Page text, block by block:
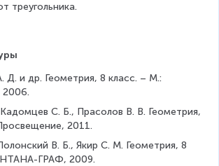
треугольника.
Д. и др. Геометрия, 8 класс. – М.:
2006.
С. Б., Прасолов В. В. Геометрия,
2011.
В. Б., Якир С. М. Геометрия, 8
ГРАФ, 2009.